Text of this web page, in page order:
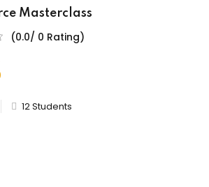
Masterclass
(0.0/ 0 Rating)
12 Students